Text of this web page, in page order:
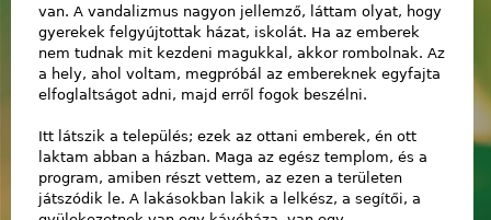
van. A vandalizmus nagyon jellemző, láttam olyat, hogy
gyerekek felgyújtottak házat, iskolát. Ha az emberek
nem tudnak mit kezdeni magukkal, akkor rombolnak. Az
a hely, ahol voltam, megpróbál az embereknek egyfajta
elfoglaltságot adni, majd erről fogok beszélni.
Itt látszik a település; ezek az ottani emberek, én ott
laktam abban a házban. Maga az egész templom, és a
program, amiben részt vettem, az ezen a területen
játszódik le. A lakásokban lakik a lelkész, a segítői, a